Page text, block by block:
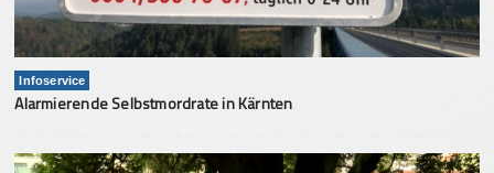
Infoservice
Alarmierende Selbstmordrate in Kärnten